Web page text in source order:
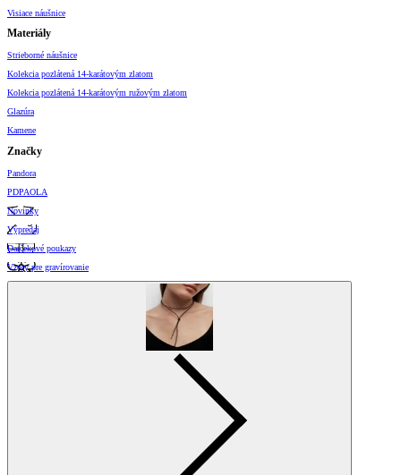
Visiace náušnice
Materiály
Strieborné náušnice
Kolekcia pozlátená 14-karátovým zlatom
Kolekcia pozlátená 14-karátovým ružovým zlatom
Glazúra
Kamene
Značky
Pandora
PDPAOLA
Novinky
Výpredaj
Darčekové poukazy
Vzory pre gravírovanie